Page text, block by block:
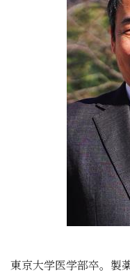
東京大学医学部卒。製